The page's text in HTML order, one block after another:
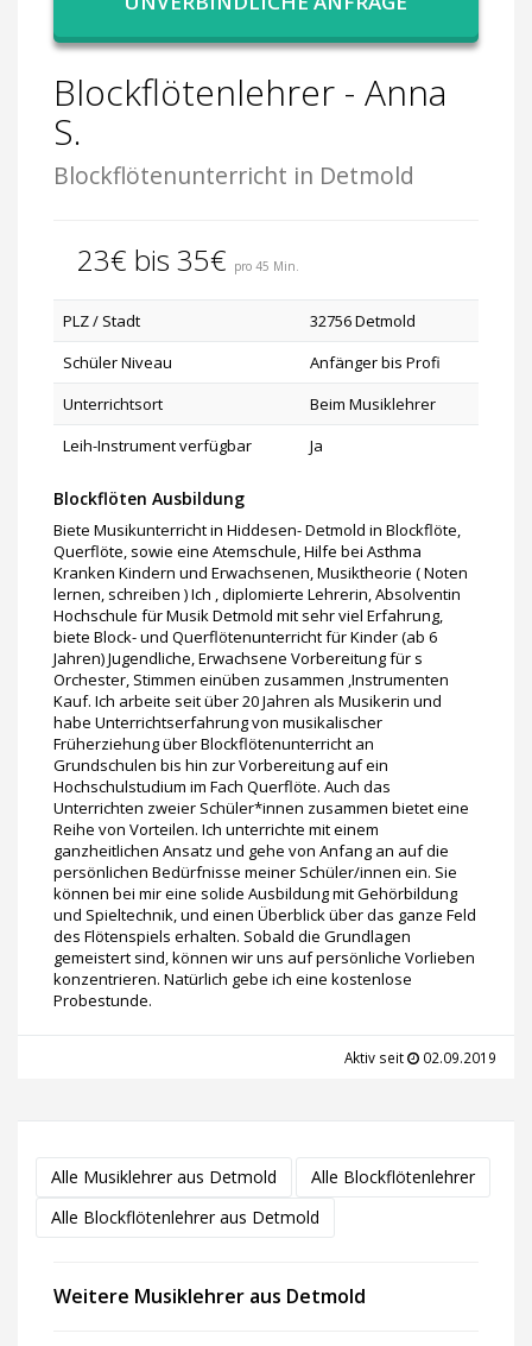
Blockflötenlehrer - Anna
S.
Blockflötenunterricht in Detmold
23€ bis 35€ pro 45 Min.
PLZ / Stadt
32756 Detmold
Schüler Niveau
Anfänger bis Profi
Unterrichtsort
Beim Musiklehrer
Leih-Instrument verfügbar
Ja
Blockflöten Ausbildung
Biete Musikunterricht in Hiddesen- Detmold in Blockflöte,
Querflöte, sowie eine Atemschule, Hilfe bei Asthma
Kranken Kindern und Erwachsenen, Musiktheorie ( Noten
lernen, schreiben ) Ich , diplomierte Lehrerin, Absolventin
Hochschule für Musik Detmold mit sehr viel Erfahrung,
biete Block- und Querflötenunterricht für Kinder (ab 6
Jahren) Jugendliche, Erwachsene Vorbereitung für s
Orchester, Stimmen einüben zusammen ,Instrumenten
Kauf. Ich arbeite seit über 20 Jahren als Musikerin und
habe Unterrichtserfahrung von musikalischer
Früherziehung über Blockflötenunterricht an
Grundschulen bis hin zur Vorbereitung auf ein
Hochschulstudium im Fach Querflöte. Auch das
Unterrichten zweier Schüler*innen zusammen bietet eine
Reihe von Vorteilen. Ich unterrichte mit einem
ganzheitlichen Ansatz und gehe von Anfang an auf die
persönlichen Bedürfnisse meiner Schüler/innen ein. Sie
können bei mir eine solide Ausbildung mit Gehörbildung
und Spieltechnik, und einen Überblick über das ganze Feld
des Flötenspiels erhalten. Sobald die Grundlagen
gemeistert sind, können wir uns auf persönliche Vorlieben
konzentrieren. Natürlich gebe ich eine kostenlose
Probestunde.
Aktiv seit 02.09.2019
Alle Musiklehrer aus Detmold
Alle Blockflötenlehrer
Alle Blockflötenlehrer aus Detmold
Weitere Musiklehrer aus Detmold